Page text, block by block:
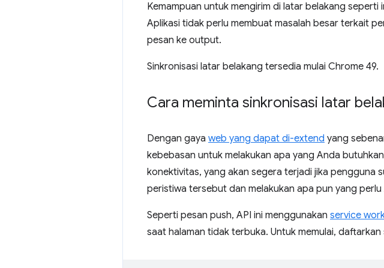
Kemampuan untuk mengirim di latar belakang
Aplikasi tidak perlu membuat masalah besar terkait
pesan ke output.
Sinkronisasi latar belakang tersedia mulai Chrome 49.
Cara meminta sinkronisasi latar
Dengan gaya web yang dapat di-extend yang
kebebasan untuk melakukan apa yang Anda
konektivitas, yang akan segera terjadi jika pengguna
peristiwa tersebut dan melakukan apa pun yang perlu
Seperti pesan push, API ini menggunakan service
saat halaman tidak terbuka. Untuk memulai, daftarkan